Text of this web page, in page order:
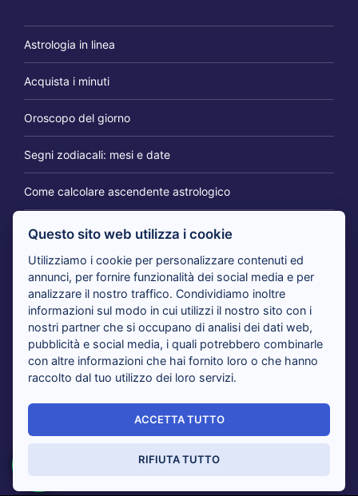
Astrologia in linea
Acquista i minuti
Oroscopo del giorno
Segni zodiacali: mesi e date
Come calcolare ascendente astrologico
IL BLOG DEI CARTOMANTI
Tarocchi 365 giorni per te: il consulto per cambiare
prospettiva
Tarocchi nuovi amori in arrivo: i cartomanti rispondono
Sensitivi al telefono risolvono i tuoi dubbi con i Tarocchi:
Questo sito web utilizza i cookie
Utilizziamo i cookie per personalizzare contenuti ed
annunci, per fornire funzionalità dei social media e per
analizzare il nostro traffico. Condividiamo inoltre
informazioni sul modo in cui utilizzi il nostro sito con i
nostri partner che si occupano di analisi dei dati web,
pubblicità e social media, i quali potrebbero combinarle
con altre informazioni che hai fornito loro o che hanno
raccolto dal tuo utilizzo dei loro servizi.
ACCETTA TUTTO
RIFIUTA TUTTO